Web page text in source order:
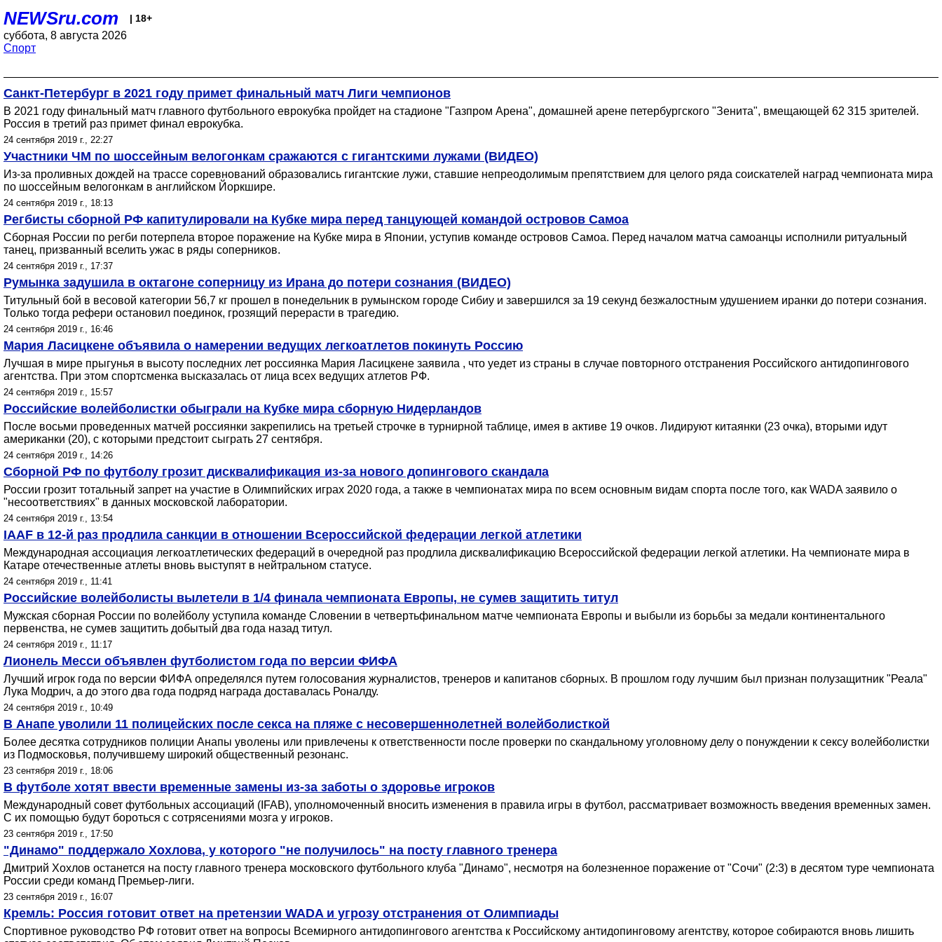
NEWSru.com | 18+
суббота, 8 августа 2026
Спорт
Санкт-Петербург в 2021 году примет финальный матч Лиги чемпионов
В 2021 году финальный матч главного футбольного еврокубка пройдет на стадионе "Газпром Арена", домашней арене петербургского "Зенита", вмещающей 62 315 зрителей.
Россия в третий раз примет финал еврокубка.
24 сентября 2019 г., 22:27
Участники ЧМ по шоссейным велогонкам сражаются с гигантскими лужами (ВИДЕО)
Из-за проливных дождей на трассе соревнований образовались гигантские лужи, ставшие непреодолимым препятствием для целого ряда соискателей наград чемпионата мира
по шоссейным велогонкам в английском Йоркшире.
24 сентября 2019 г., 18:13
Регбисты сборной РФ капитулировали на Кубке мира перед танцующей командой островов Самоа
Сборная России по регби потерпела второе поражение на Кубке мира в Японии, уступив команде островов Самоа. Перед началом матча самоанцы исполнили ритуальный
танец, призванный вселить ужас в ряды соперников.
24 сентября 2019 г., 17:37
Румынка задушила в октагоне соперницу из Ирана до потери сознания (ВИДЕО)
Титульный бой в весовой категории 56,7 кг прошел в понедельник в румынском городе Сибиу и завершился за 19 секунд безжалостным удушением иранки до потери сознания.
Только тогда рефери остановил поединок, грозящий перерасти в трагедию.
24 сентября 2019 г., 16:46
Мария Ласицкене объявила о намерении ведущих легкоатлетов покинуть Россию
Лучшая в мире прыгунья в высоту последних лет россиянка Мария Ласицкене заявила , что уедет из страны в случае повторного отстранения Российского антидопингового
агентства. При этом спортсменка высказалась от лица всех ведущих атлетов РФ.
24 сентября 2019 г., 15:57
Российские волейболистки обыграли на Кубке мира сборную Нидерландов
После восьми проведенных матчей россиянки закрепились на третьей строчке в турнирной таблице, имея в активе 19 очков. Лидируют китаянки (23 очка), вторыми идут
американки (20), с которыми предстоит сыграть 27 сентября.
24 сентября 2019 г., 14:26
Сборной РФ по футболу грозит дисквалификация из-за нового допингового скандала
России грозит тотальный запрет на участие в Олимпийских играх 2020 года, а также в чемпионатах мира по всем основным видам спорта после того, как WADA заявило о
"несоответствиях" в данных московской лаборатории.
24 сентября 2019 г., 13:54
IAAF в 12-й раз продлила санкции в отношении Всероссийской федерации легкой атлетики
Международная ассоциация легкоатлетических федераций в очередной раз продлила дисквалификацию Всероссийской федерации легкой атлетики. На чемпионате мира в
Катаре отечественные атлеты вновь выступят в нейтральном статусе.
24 сентября 2019 г., 11:41
Российские волейболисты вылетели в 1/4 финала чемпионата Европы, не сумев защитить титул
Мужская сборная России по волейболу уступила команде Словении в четвертьфинальном матче чемпионата Европы и выбыли из борьбы за медали континентального
первенства, не сумев защитить добытый два года назад титул.
24 сентября 2019 г., 11:17
Лионель Месси объявлен футболистом года по версии ФИФА
Лучший игрок года по версии ФИФА определялся путем голосования журналистов, тренеров и капитанов сборных. В прошлом году лучшим был признан полузащитник "Реала"
Лука Модрич, а до этого два года подряд награда доставалась Роналду.
24 сентября 2019 г., 10:49
В Анапе уволили 11 полицейских после секса на пляже с несовершеннолетней волейболисткой
Более десятка сотрудников полиции Анапы уволены или привлечены к ответственности после проверки по скандальному уголовному делу о понуждении к сексу волейболистки
из Подмосковья, получившему широкий общественный резонанс.
23 сентября 2019 г., 18:06
В футболе хотят ввести временные замены из-за заботы о здоровье игроков
Международный совет футбольных ассоциаций (IFAB), уполномоченный вносить изменения в правила игры в футбол, рассматривает возможность введения временных замен.
С их помощью будут бороться с сотрясениями мозга у игроков.
23 сентября 2019 г., 17:50
"Динамо" поддержало Хохлова, у которого "не получилось" на посту главного тренера
Дмитрий Хохлов останется на посту главного тренера московского футбольного клуба "Динамо", несмотря на болезненное поражение от "Сочи" (2:3) в десятом туре чемпионата
России среди команд Премьер-лиги.
23 сентября 2019 г., 16:07
Кремль: Россия готовит ответ на претензии WADA и угрозу отстранения от Олимпиады
Спортивное руководство РФ готовит ответ на вопросы Всемирного антидопингового агентства к Российскому антидопинговому агентству, которое собираются вновь лишить